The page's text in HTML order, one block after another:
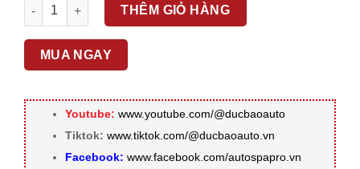
THÊM GIỎ HÀNG
MUA NGAY
Youtube: www.youtube.com/@ducbaoauto
Tiktok: www.tiktok.com/@ducbaoauto.vn
Facebook: www.facebook.com/autospapro.vn